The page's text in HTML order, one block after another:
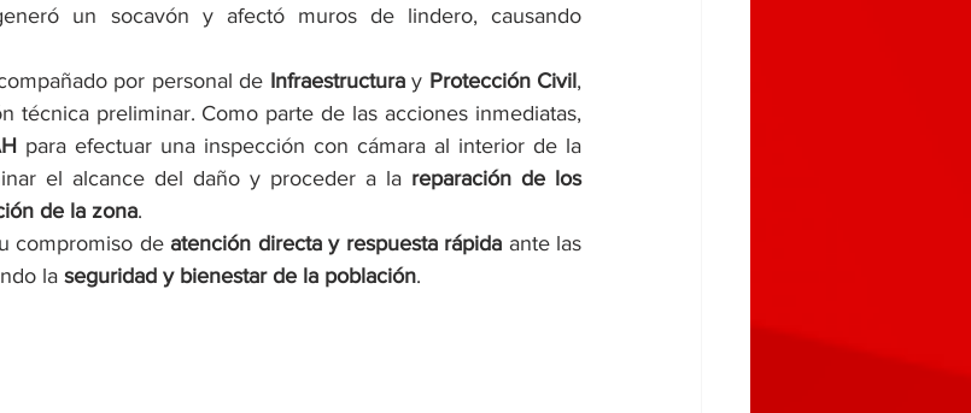
un socavón y afectó muros de lindero, causando
por personal de Infraestructura y Protección Civil,
técnica preliminar. Como parte de las acciones inmediatas,
para efectuar una inspección con cámara al interior de la
el alcance del daño y proceder a la reparación de los
de la zona.
compromiso de atención directa y respuesta rápida ante las
la seguridad y bienestar de la población.